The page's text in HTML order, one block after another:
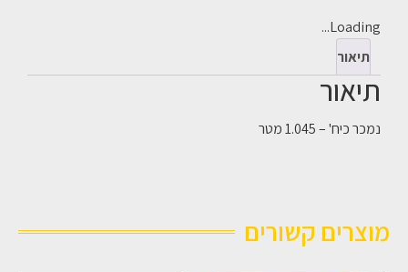
Loading...
תיאור
תיאור
נמכר כיח' – 1.045 מטר
מוצרים קשורים